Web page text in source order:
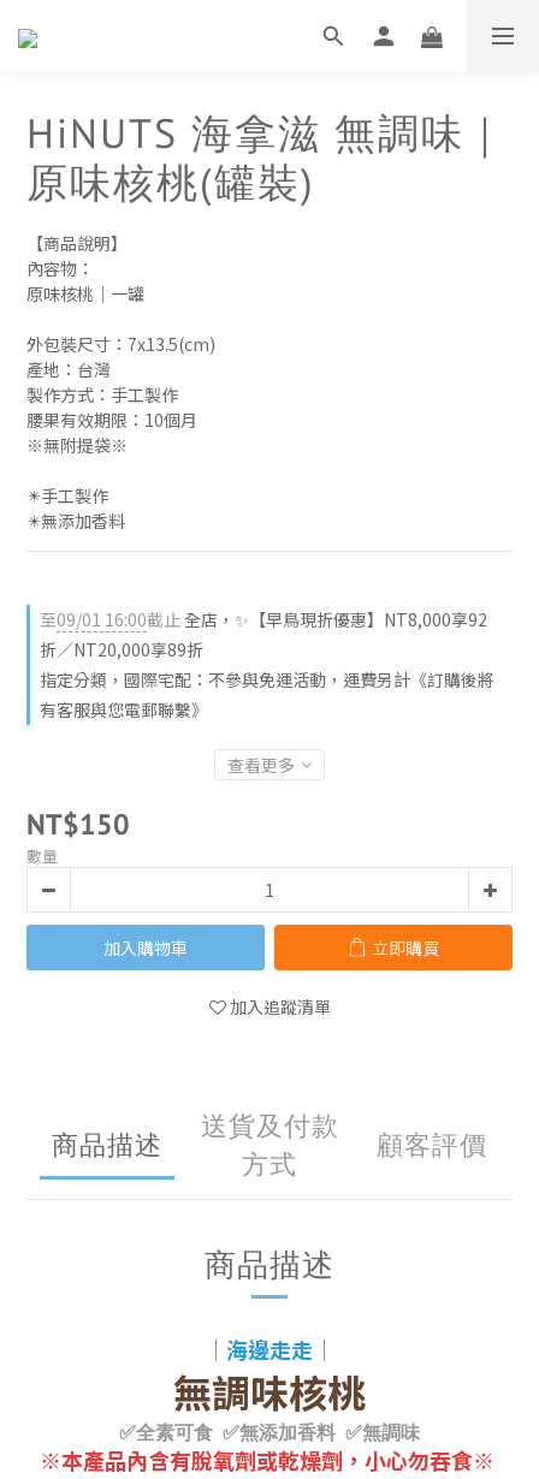
HiNUTS 海拿滋 無調味｜
原味核桃(罐裝)
【商品說明】
內容物：
原味核桃｜一罐
外包裝尺寸：7x13.5(cm)
產地：台灣
製作方式：手工製作
腰果有效期限：10個月
※無附提袋※
✴️手工製作
✴️無添加香料
至09/01 16:00截止 全店，✨【早鳥現折優惠】NT8,000享92
折／NT20,000享89折
指定分類，國際宅配：不參與免運活動，運費另計《訂購後將
有客服與您電郵聯繫》
查看更多
NT$150
數量
加入購物車 立即購買
加入追蹤清單
商品描述
送貨及付款
方式
顧客評價
商品描述
｜海邊走走 ｜
無調味核桃
✅全素可食 ✅無添加香料 ✅無調味
※本產品內含有脫氧劑或乾燥劑，小心勿吞食※